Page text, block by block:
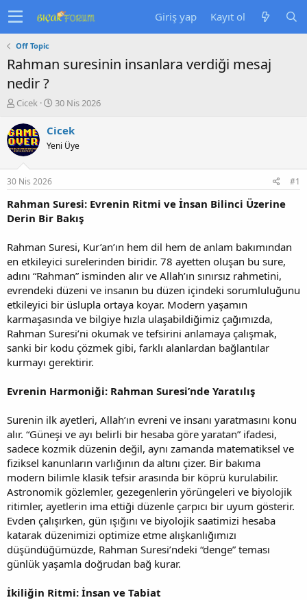
Giriş yap Kayıt ol
Off Topic
Rahman suresinin insanlara verdiği mesaj
nedir ?
K
n
u
y
b
a
ş
a
a
n
Cicek
B
ş
a
ç
t
a
i
h
i
30 Nis 2026
Cicek
Yeni Üye
30 Nis 2026 #1
Rahman Suresi: Evrenin Ritmi ve İnsan Bilinci Üzerine
Derin Bir Bakış
Rahman Suresi, Kur’an’ın hem dil hem de anlam bakımından
en etkileyici surelerinden biridir. 78 ayetten oluşan bu sure,
adını “Rahman” isminden alır ve Allah’ın sınırsız rahmetini,
evrendeki düzeni ve insanın bu düzen içindeki sorumluluğunu
etkileyici bir üslupla ortaya koyar. Modern yaşamın
karmaşasında ve bilgiye hızla ulaşabildiğimiz çağımızda,
Rahman Suresi’ni okumak ve tefsirini anlamaya çalışmak,
sanki bir kodu çözmek gibi, farklı alanlardan bağlantılar
kurmayı gerektirir.
Evrenin Harmoniği: Rahman Suresi’nde Yaratılış
Surenin ilk ayetleri, Allah’ın evreni ve insanı yaratmasını konu
alır. “Güneşi ve ayı belirli bir hesaba göre yaratan” ifadesi,
sadece kozmik düzenin değil, aynı zamanda matematiksel ve
fiziksel kanunların varlığının da altını çizer. Bir bakıma
modern bilimle klasik tefsir arasında bir köprü kurulabilir.
Astronomik gözlemler, gezegenlerin yörüngeleri ve biyolojik
ritimler, ayetlerin ima ettiği düzenle çarpıcı bir uyum gösterir.
Evden çalışırken, gün ışığını ve biyolojik saatimizi hesaba
katarak düzenimizi optimize etme alışkanlığımızı
düşündüğümüzde, Rahman Suresi’ndeki “denge” teması
günlük yaşamla doğrudan bağ kurar.
İkiliğin Ritmi: İnsan ve Tabiat